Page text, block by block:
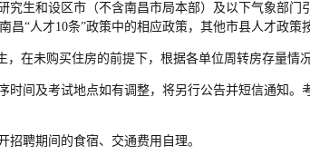
究生和设区市（不含南昌市局本部）及以下气象部
昌“人才10条”政策中的相应政策，其他市县人才政策
，在未购买住房的前提下，根据各单位周转房存量情
时间及考试地点如有调整，将另行公告并短信通知
招聘期间的食宿、交通费用自理。